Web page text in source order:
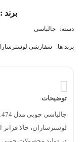
برند :
دسته: جالباسی
برند ها: سفارشی
توضیحات
لوسترسازان، حالا